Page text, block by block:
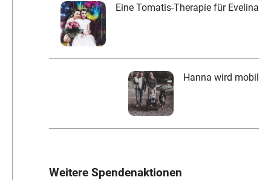
Eine Tomatis-Therapie für Evelina
Hanna wird mobil
Weitere Spendenaktionen